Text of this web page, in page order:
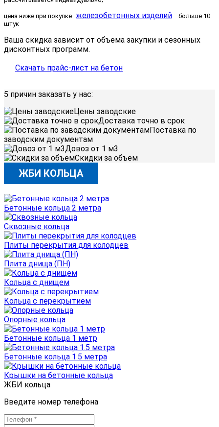
цена ниже при покупке железобетонных изделий
больше 10
штук
Ваша скидка зависит от объема закупки и сезонных
дисконтных программ.
Скачать прайс-лист на бетон
5 причин заказать у нас:
Цены заводские
Доставка точно в срок
Поставка по
заводским документам
Довоз от 1 м3
Скидки за объем
ЖБИ КОЛЬЦА
Бетонные кольца 2 метра
Сквозные кольца
Плиты перекрытия для колодцев
Плита днища (ПН)
Кольца с днищем
Кольца с перекрытием
Опорные кольца
Бетонные кольца 1 метр
Бетонные кольца 1.5 метра
Крышки на бетонные кольца
ЖБИ кольца
Введите номер телефона